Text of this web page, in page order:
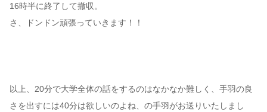
16時半に終了して撤収。
さ、ドンドン頑張っていきます！！
以上、20分で大学全体の話をするのはなかなか難しく、手羽の良
さを出すには40分は欲しいのよね、の手羽がお送りいたしまし